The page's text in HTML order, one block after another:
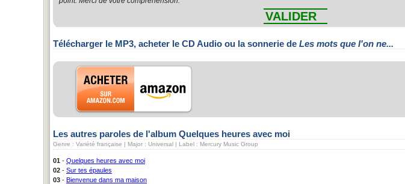
VALIDER
Télécharger le MP3, acheter le CD Audio ou la sonnerie de Les mots que l'on ne...
Les autres paroles de l'album Quelques heures avec moi
Genre : Variété française | Major : Universal | Label : Mercury Music Group
01 - Quelques heures avec moi
02 - Sur tes épaules
03 - Bienvenue dans ma maison